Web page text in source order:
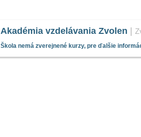
Akadémia vzdelávania Zvolen
Škola nemá zverejnené kurzy, pre ďalšie